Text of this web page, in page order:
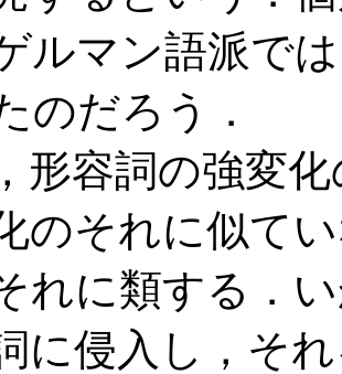
ルマン語派で
のだろう．
形容詞の強変化
のそれに似て
れに類する．
に侵入し，そ